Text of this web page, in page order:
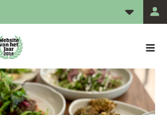
De Buik van {city: city}
De Buik